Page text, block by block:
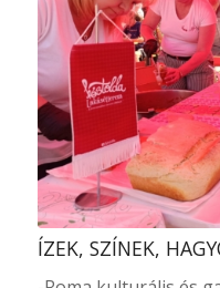
ÍZEK, SZÍNEK,